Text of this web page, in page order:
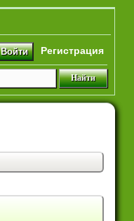
Войти Регистрация